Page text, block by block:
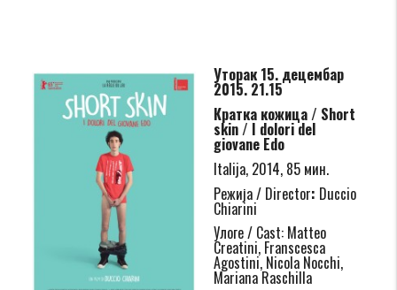
Уторак 15. децембар
2015. 21.15
Кратка кожица / Short
skin/ I dolori del
giovane Edo
Italija, 2014, 85 мин.
Режија / Director: Duccio
Chiarini
Улоге / Cast: Matteo
Creatini, Franscesca
Agostini, Nicola Nocchi,
Mariana Raschilla